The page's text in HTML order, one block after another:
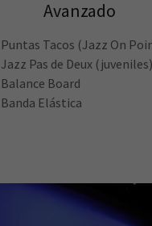
Avanzado
Puntas Tacos (Jazz On
Jazz Pas de Deux (juveniles)
Balance Board
Banda Elástica